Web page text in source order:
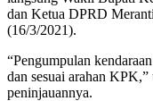
dan Ketua DPRD
(16/3/2021).
“Pengumpulan
dan sesuai arahan
peninjauannya.